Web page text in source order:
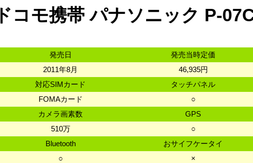
ドコモ携帯 パナソニック P-
発売日 発売当時定価
2011年8月
46,935円
対応SIMカード
タッチパネル
FOMAカード
○
カメラ画素数
GPS
510万
○
Bluetooth
おサイフケータイ
○
×